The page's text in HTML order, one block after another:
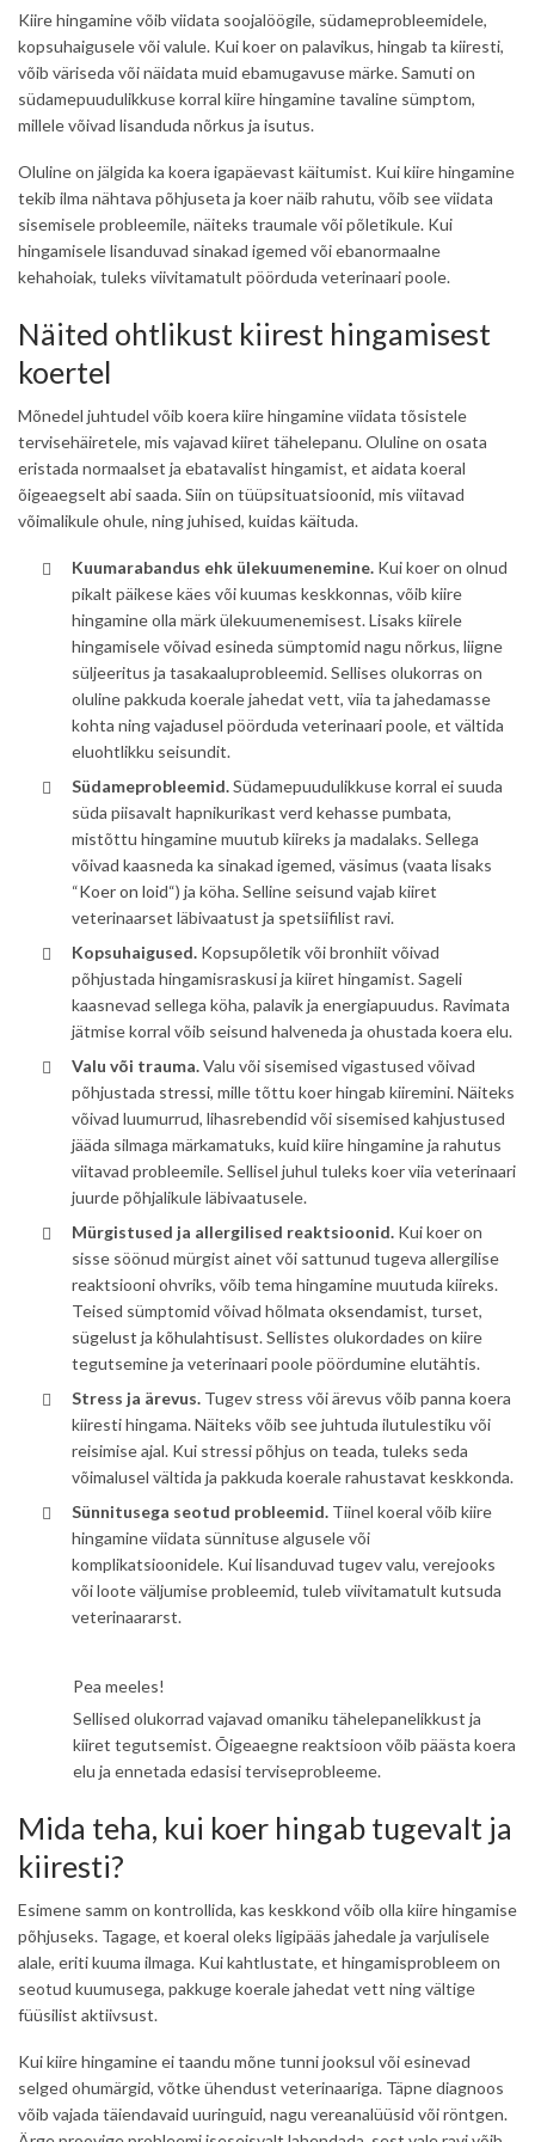
Kiire hingamine võib viidata soojalöögile, südameprobleemidele,
kopsuhaigusele või valule. Kui koer on palavikus, hingab ta kiiresti,
võib väriseda või näidata muid ebamugavuse märke. Samuti on
südamepuudulikkuse korral kiire hingamine tavaline sümptom,
millele võivad lisanduda nõrkus ja isutus.
Oluline on jälgida ka koera igapäevast käitumist. Kui kiire hingamine
tekib ilma nähtava põhjuseta ja koer näib rahutu, võib see viidata
sisemisele probleemile, näiteks traumale või põletikule. Kui
hingamisele lisanduvad sinakad igemed või ebanormaalne
kehahoiak, tuleks viivitamatult pöörduda veterinaari poole.
Näited ohtlikust kiirest hingamisest
koertel
Mõnedel juhtudel võib koera kiire hingamine viidata tõsistele
tervisehäiretele, mis vajavad kiiret tähelepanu. Oluline on osata
eristada normaalset ja ebatavalist hingamist, et aidata koeral
õigeaegselt abi saada. Siin on tüüpsituatsioonid, mis viitavad
võimalikule ohule, ning juhised, kuidas käituda.
Kuumarabandus ehk ülekuumenemine. Kui koer on olnud
pikalt päikese käes või kuumas keskkonnas, võib kiire
hingamine olla märk ülekuumenemisest. Lisaks kiirele
hingamisele võivad esineda sümptomid nagu nõrkus, liigne
süljeeritus ja tasakaaluprobleemid. Sellises olukorras on
oluline pakkuda koerale jahedat vett, viia ta jahedamasse
kohta ning vajadusel pöörduda veterinaari poole, et vältida
eluohtlikku seisundit.
Südameprobleemid.Südamepuudulikkuse korral ei suuda
süda piisavalt hapnikurikast verd kehasse pumbata,
mistõttu hingamine muutub kiireks ja madalaks. Sellega
võivad kaasneda ka sinakad igemed, väsimus (vaata lisaks
“Koer on loid“) ja köha. Selline seisund vajab kiiret
veterinaarset läbivaatust ja spetsiifilist ravi.
Kopsuhaigused. Kopsupõletik või bronhiit võivad
põhjustada hingamisraskusi ja kiiret hingamist. Sageli
kaasnevad sellega köha, palavik ja energiapuudus. Ravimata
jätmise korral võib seisund halveneda ja ohustada koera elu.
Valu või trauma.Valu või sisemised vigastused võivad
põhjustada stressi, mille tõttu koer hingab kiiremini. Näiteks
võivad luumurrud, lihasrebendid või sisemised kahjustused
jääda silmaga märkamatuks, kuid kiire hingamine ja rahutus
viitavad probleemile. Sellisel juhul tuleks koer viia veterinaari
juurde põhjalikule läbivaatusele.
Mürgistused ja allergilised reaktsioonid. Kui koer on
sisse söönud mürgist ainet või sattunud tugeva allergilise
reaktsiooni ohvriks, võib tema hingamine muutuda kiireks.
Teised sümptomid võivad hõlmata oksendamist, turset,
sügelust ja kõhulahtisust. Sellistes olukordades on kiire
tegutsemine ja veterinaari poole pöördumine elutähtis.
Stress ja ärevus. Tugev stress või ärevus võib panna koera
kiiresti hingama. Näiteks võib see juhtuda ilutulestiku või
reisimise ajal. Kui stressi põhjus on teada, tuleks seda
võimalusel vältida ja pakkuda koerale rahustavat keskkonda.
Sünnitusega seotud probleemid. Tiinel koeral võib kiire
hingamine viidata sünnituse algusele või
komplikatsioonidele. Kui lisanduvad tugev valu, verejooks
või loote väljumise probleemid, tuleb viivitamatult kutsuda
veterinaararst.
Pea meeles!
Sellised olukorrad vajavad omaniku tähelepanelikkust ja
kiiret tegutsemist. Õigeaegne reaktsioon võib päästa koera
elu ja ennetada edasisi terviseprobleeme.
Mida teha, kui koer hingab tugevalt ja
kiiresti?
Esimene samm on kontrollida, kas keskkond võib olla kiire hingamise
põhjuseks. Tagage, et koeral oleks ligipääs jahedale ja varjulisele
alale, eriti kuuma ilmaga. Kui kahtlustate, et hingamisprobleem on
seotud kuumusega, pakkuge koerale jahedat vett ning vältige
füüsilist aktiivsust.
Kui kiire hingamine ei taandu mõne tunni jooksul või esinevad
selged ohumärgid, võtke ühendust veterinaariga. Täpne diagnoos
võib vajada täiendavaid uuringuid, nagu vereanalüüsid või röntgen.